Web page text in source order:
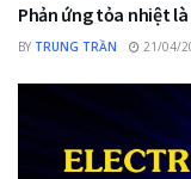
Phản ứng tỏa nhiệt
BY TRUNG TRẦN 21/04/